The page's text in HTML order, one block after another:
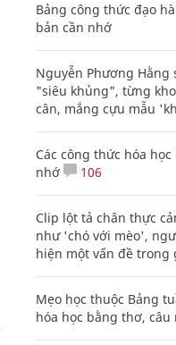
Bảng công thức đạo
bản cần nhớ
Nguyễn Phương Hằng
"siêu khủng", từng
cân, mắng cựu mẫu
Các công thức hóa
nhớ
106
Clip lột tả chân thực
như 'chó với mèo',
hiện một vấn đề trong
Mẹo học thuộc Bảng
hóa học bằng thơ, câu